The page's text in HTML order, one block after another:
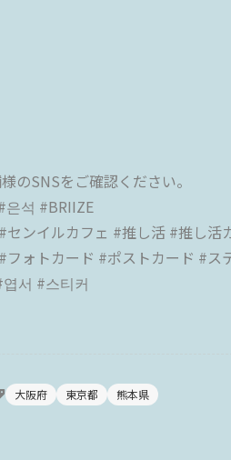
のSNSをご確認ください。
은석 #BRIIZE
ンイルカフェ #推し活 #推し活
ォトカード #ポストカード #ス
서 #스티커
大阪府 東京都 熊本県